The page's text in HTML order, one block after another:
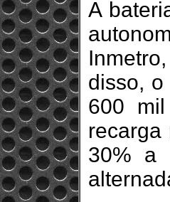
A
disso,
600
recarga
30% a